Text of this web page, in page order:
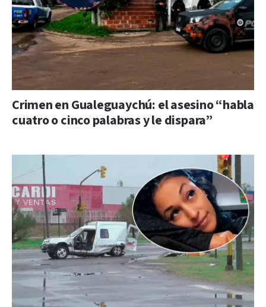
Crimen en Gualeguaychú: el asesino “habla
cuatro o cinco palabras y le dispara”